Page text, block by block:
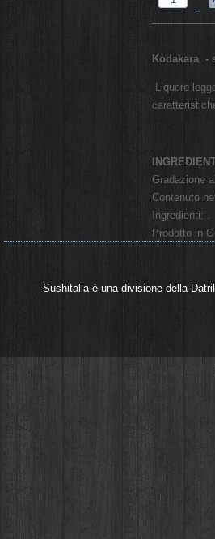
–
Kodakara -
Liquore
Gradazione
Contenuto
Ingredienti: .
Prodotto in
Sushitalia è una divisione della